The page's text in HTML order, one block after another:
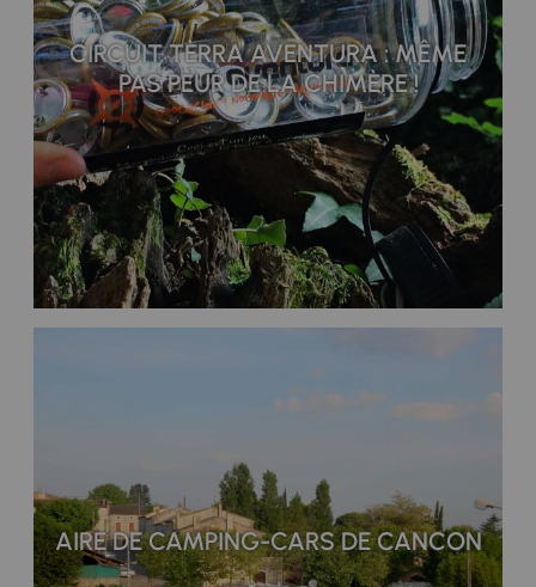
CIRCUIT TÈRRA AVENTURA : MÊME
PAS PEUR DE LA CHIMÈRE !
AIRE DE CAMPING-CARS DE CANCON